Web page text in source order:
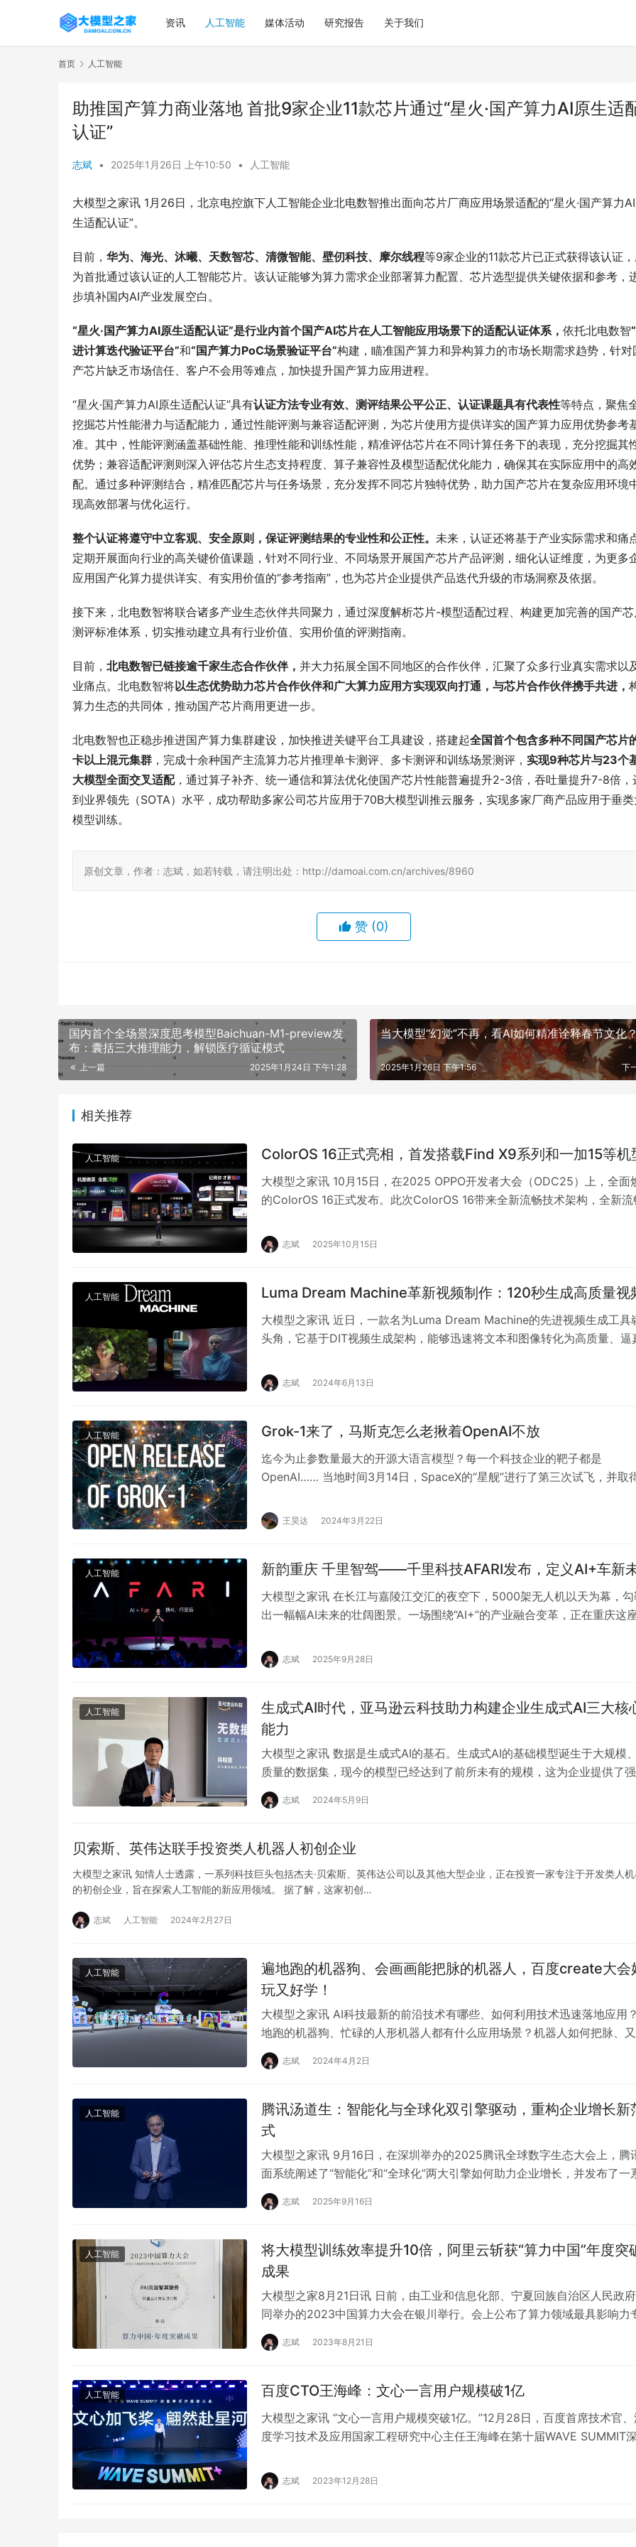
资讯 人工智能 媒体活动 研究报告 关于我们
首页 人工智能
助推国产算力商业落地 首批9家企业11款芯片通过“星火·国产算力AI原生适
认证”
志斌 • 2025年1月26日 上午10:50 • 人工智能
大模型之家讯 1月26日，北京电控旗下人工智能企业北电数智推出面向芯片厂商应用场景适配的“星火·国产算力
生适配认证”。
目前， 华为、海光、沐曦、天数智芯、清微智能、壁仞科技、摩尔线程等9家企业的11款芯片已正式获得该认证
为首批通过该认证的人工智能芯片。该认证能够为算力需求企业部署算力配置、芯片选型提供关键依据和参考，
步填补国内AI产业发展空白。
“星火·国产算力AI原生适配认证”是行业内首个国产AI芯片在人工智能应用场景下的适配认证体系， 依托北电数智
进计算迭代验证平台”和“国产算力PoC场景验证平台”构建，瞄准国产算力和异构算力的市场长期需求趋势，针对
产芯片缺乏市场信任、客户不会用等难点，加快提升国产算力应用进程。
“星火·国产算力AI原生适配认证”具有认证方法专业有效、测评结果公平公正、认证课题具有代表性等特点，聚焦
挖掘芯片性能潜力与适配能力，通过性能评测与兼容适配评测，为芯片使用方提供详实的国产算力应用优势参考
准。其中，性能评测涵盖基础性能、推理性能和训练性能，精准评估芯片在不同计算任务下的表现，充分挖掘其
优势；兼容适配评测则深入评估芯片生态支持程度、算子兼容性及模型适配优化能力，确保其在实际应用中的高
配。通过多种评测结合，精准匹配芯片与任务场景，充分发挥不同芯片独特优势，助力国产芯片在复杂应用环境
现高效部署与优化运行。
整个认证将遵守中立客观、安全原则，保证评测结果的专业性和公正性。 未来，认证还将基于产业实际需求和痛
定期开展面向行业的高关键价值课题，针对不同行业、不同场景开展国产芯片产品评测，细化认证维度，为更多
应用国产化算力提供详实、有实用价值的“参考指南”，也为芯片企业提供产品迭代升级的市场洞察及依据。
接下来，北电数智将联合诸多产业生态伙伴共同聚力，通过深度解析芯片-模型适配过程、构建更加完善的国产
测评标准体系，切实推动建立具有行业价值、实用价值的评测指南。
目前， 北电数智已链接逾千家生态合作伙伴， 并大力拓展全国不同地区的合作伙伴，汇聚了众多行业真实需求以
业痛点。北电数智将以生态优势助力芯片合作伙伴和广大算力应用方实现双向打通，与芯片合作伙伴携手共进，
算力生态的共同体，推动国产芯片商用更进一步。
北电数智也正稳步推进国产算力集群建设，加快推进关键平台工具建设，搭建起全国首个包含多种不同国产芯片
卡以上混元集群 ，完成十余种国产主流算力芯片推理单卡测评、多卡测评和训练场景测评， 实现9种芯片与23个
大模型全面交叉适配，通过算子补齐、统一通信和算法优化使国产芯片性能普遍提升2-3倍，吞吐量提升7-8倍，
到业界领先（SOTA）水平，成功帮助多家公司芯片应用于70B大模型训推云服务，实现多家厂商产品应用于垂类
模型训练。
原创文章，作者：志斌，如若转载，请注明出处：http://damoai.com.cn/archives/8960
赞 (0)
国内首个全场景深度思考模型Baichuan-M1-preview发
布：囊括三大推理能力，解锁医疗循证模式
上一篇 2025年1月24日 下午1:28
当大模型“幻觉”不再，看AI如何精准诠释春节文化
下
2025年1月26日 下午1:56
相关推荐
人工智能 ColorOS 16正式亮相，首发搭载Find X9系列和一加15等机
大模型之家讯 10月15日，在2025 OPPO开发者大会（ODC25）上，全面
的ColorOS 16正式发布。此次ColorOS 16带来全新流畅技术架构，全新流
志斌 2025年10月15日
人工智能 Luma Dream Machine革新视频制作：120秒生成高质量视
大模型之家讯 近日，一款名为Luma Dream Machine的先进视频生成工具
头角，它基于DIT视频生成架构，能够迅速将文本和图像转化为高质量、逼
志斌 2024年6月13日
人工智能 Grok-1来了，马斯克怎么老揪着OpenAI不放
迄今为止参数量最大的开源大语言模型？每一个科技企业的靶子都是
OpenAI…… 当地时间3月14日，SpaceX的“星舰”进行了第三次试飞，并取
王昊达 2024年3月22日
人工智能 新韵重庆 千里智驾——千里科技AFARI发布，定义AI+车新
大模型之家讯 在长江与嘉陵江交汇的夜空下，5000架无人机以天为幕，勾
出一幅幅AI未来的壮阔图景。一场围绕“AI+”的产业融合变革，正在重庆这
志斌 2025年9月28日
人工智能
生成式AI时代，亚马逊云科技助力构建企业生成式AI三大核
能力
大模型之家讯 数据是生成式AI的基石。生成式AI的基础模型诞生于大规模
质量的数据集，现今的模型已经达到了前所未有的规模，这为企业提供了强
的基础。然而，数据与基础模型的结合才能…
志斌 2024年5月9日
贝索斯、英伟达联手投资类人机器人初创企业
大模型之家讯 知情人士透露，一系列科技巨头包括杰夫·贝索斯、英伟达公司以及其他大型企业，正在投资一家专注于开发类人机
的初创企业，旨在探索人工智能的新应用领域。 据了解，这家初创…
志斌 人工智能 2024年2月27日
人工智能
遍地跑的机器狗、会画画能把脉的机器人，百度create大会
玩又好学！
大模型之家讯 AI科技最新的前沿技术有哪些、如何利用技术迅速落地应用
地跑的机器狗、忙碌的人形机器人都有什么应用场景？机器人如何把脉、又
何筛选玉米的优质基因？这些问题，将在两周…
志斌 2024年4月2日
人工智能
腾讯汤道生：智能化与全球化双引擎驱动，重构企业增长新
式
大模型之家讯 9月16日，在深圳举办的2025腾讯全球数字生态大会上，腾
面系统阐述了“智能化”和“全球化”两大引擎如何助力企业增长，并发布了一
围绕AI智能体、大模型迭代和国…
志斌 2025年9月16日
人工智能
将大模型训练效率提升10倍，阿里云斩获“算力中国”年度突
成果
大模型之家8月21日讯 日前，由工业和信息化部、宁夏回族自治区人民政
同举办的2023中国算力大会在银川举行。会上公布了算力领域最具影响力
学者共同评选出的算力中国·年度突破成…
志斌 2023年8月21日
人工智能 百度CTO王海峰：文心一言用户规模破1亿
大模型之家讯 “文心一言用户规模突破1亿。”12月28日，百度首席技术官、
度学习技术及应用国家工程研究中心主任王海峰在第十届WAVE SUMMIT
志斌 2023年12月28日